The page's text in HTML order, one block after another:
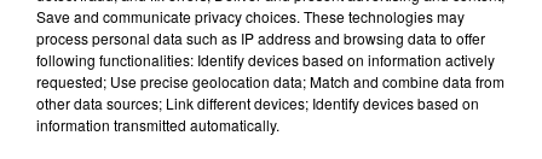
L'HOROSCOPE
Save and communicate privacy choices. These technologies may
process personal data such as IP address and browsing data to offer
following functionalities: Identify devices based on information actively
requested; Use precise geolocation data; Match and combine data from
other data sources; Link different devices; Identify devices based on
information transmitted automatically.